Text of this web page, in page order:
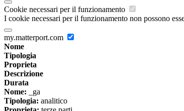
Cookie necessari per il funzionamento
I cookie necessari per il funzionamento non possono
my.matterport.com
Nome
Tipologia
Proprieta
Descrizione
Durata
Nome: _ga
Tipologia: analitico